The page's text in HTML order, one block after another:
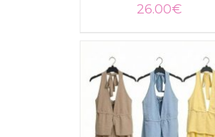
DETALLES
26.00€